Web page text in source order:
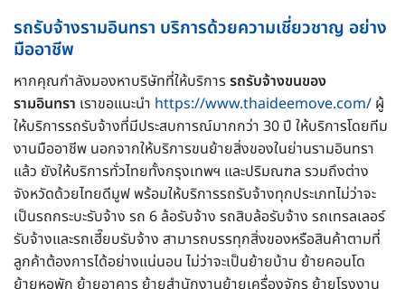
รถรับจ้างรามอินทรา บริการด้วยความเชี่ยวชาญ อย่าง
มืออาชีพ
หากคุณกำลังมองหาบริษัทที่ให้บริการรถรับจ้างขนของ
รามอินทรา เราขอแนะนำ https://www.thaideemove.com/ ผู้
ให้บริการรถรับจ้างที่มีประสบการณ์มากกว่า 30 ปี ให้บริการโดยทีม
งานมืออาชีพ นอกจากให้บริการขนย้ายสิ่งของในย่านรามอินทรา
แล้ว ยังให้บริการทั่วไทยทั้งกรุงเทพฯ และปริมณฑล รวมถึงต่าง
จังหวัดด้วยไทยดีมูฟ พร้อมให้บริการรถรับจ้างทุกประเภทไม่ว่าจะ
เป็นรถกระบะรับจ้าง รถ 6 ล้อรับจ้าง รถสิบล้อรับจ้าง รถเทรลเลอร์
รับจ้างและรถเฮี๊ยบรับจ้าง สามารถบรรทุกสิ่งของหรือสินค้าตามที่
ลูกค้าต้องการได้อย่างแน่นอน ไม่ว่าจะเป็นย้ายบ้าน ย้ายคอนโด
ย้ายหอพัก ย้ายอาคาร ย้ายสำนักงานย้ายเครื่องจักร ย้ายโรงงาน